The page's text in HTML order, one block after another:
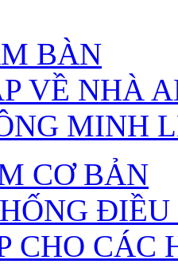
BÀN
VỀ NHÀ
MINH
CƠ BẢN
CHO CÁC